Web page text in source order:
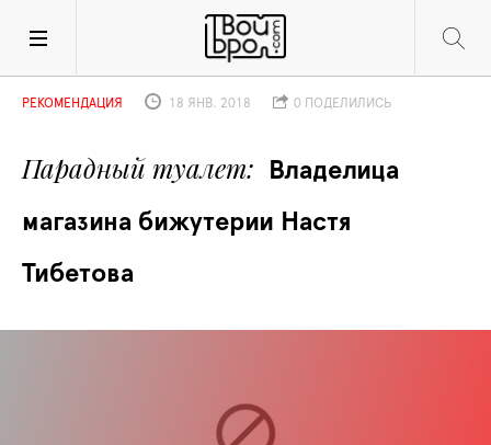
Парадный туалет
Владелица
магазина бижутерии Настя
Тибетова
РЕКОМЕНДАЦИЯ 18 ЯНВ. 2018 0 ПОДЕЛИЛИСЬ